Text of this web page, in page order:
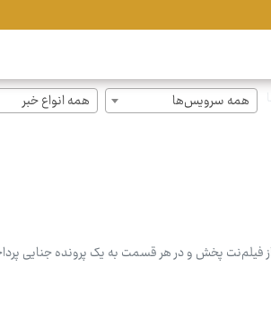
همه سرویس‌ها همه انواع خبر
سریال «اعتراف می‌کنم» از ۱۲ مرداد از فیلم‌نت پخش و در هر قسمت به یک